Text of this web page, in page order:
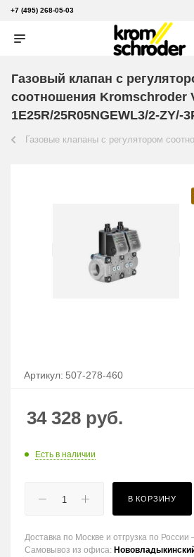
+7 (495) 268-05-03
Газовый клапан с
соотношения Kromschroder
1E25R/25R05NGEWL3/2-ZY/-
Газовые клапаны с регулятором
Артикул: 507-278-460
34 328 руб.
Есть в наличии
В КОРЗИНУ
Доставка по Москве и отгрузка по
Самовывоз из офиса: